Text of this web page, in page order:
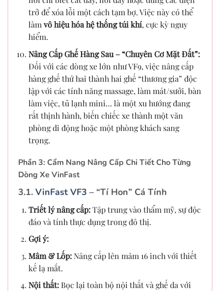
trở để xóa lỗi một cách tạm bợ. Việc này có thể
làmvô hiệu hóa hệ thống túi khí, cực kỳ nguy
hiểm.
Nâng Cấp Ghế Hàng Sau – “Chuyên Cơ Mặt Đất”:
Đối với các dòng xe lớn như VF9, việc nâng cấp
hàng ghế thứ hai thành hai ghế “thương gia” độc
lập với các tính năng massage, làm mát/sưởi, bàn
làm việc, tủ lạnh mini… là một xu hướng đang
rất thịnh hành, biến chiếc xe thành một văn
phòng di động hoặc một phòng khách sang
trọng.
Phần 3: Cẩm Nang Nâng Cấp Chi Tiết Cho Từng
Dòng Xe VinFast
3.1. VinFast VF3 – “Tí Hon” Cá Tính
Triết lý nâng cấp:Tập trung vào thẩm mỹ, sự độc
đáo và tính thực dụng trong đô thị.
Gợi ý:
Mâm & Lốp:Nâng cấp lên mâm 16 inch với thiết
kế lạ mắt.
Nội thất:Bọc lại toàn bộ nội thất và ghế da với